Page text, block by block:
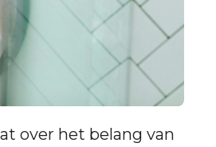
over het belang van